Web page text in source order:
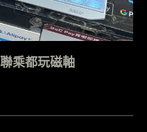
乘都玩磁軸